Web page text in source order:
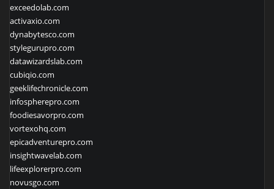
exceedolab.com
activaxio.com
dynabytesco.com
stylegurupro.com
datawizardslab.com
cubiqio.com
geeklifechronicle.com
infospherepro.com
foodiesavorpro.com
vortexohq.com
epicadventurepro.com
insightwavelab.com
lifeexplorerpro.com
novusgo.com